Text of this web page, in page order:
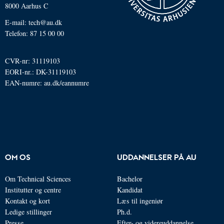
utilgængelige område i verdens største
nationalpark.
forskningsstation i Nordgrønland, drevet af Aarhus
Universitet for Grønlands Selvstyre. Stationen blev
indviet i 2015 og ligger ved militærbasen Station
indsamles en lang række data om blandt andet
partikler i atmosfæren.
Stationen spiller en central rolle i overvågningen af
den arktiske atmosfære og dokumenterer, hvordan
8000 Aarhus C
E-mail: tech@au.dk
Telefon: 87 15 00 00
CVR-nr: 31119103
EORI-nr.: DK-31119103
EAN-numre: au.dk/eannumre
OM OS
Om Technical Sciences
Institutter og centre
Kontakt og kort
Ledige stillinger
UDDANNELSER PÅ AU
Bachelor
Kandidat
Læs til ingeniør
Ph.d.